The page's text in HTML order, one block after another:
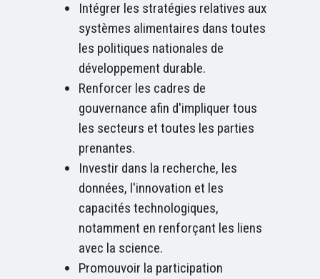
Intégrer les stratégies relatives aux
systèmes alimentaires dans toutes
les politiques nationales de
développement durable.
Renforcer les cadres de
gouvernance afin d'impliquer tous
les secteurs et toutes les parties
prenantes.
Investir dans la recherche, les
données, l'innovation et les
capacités technologiques,
notamment en renforçant les liens
avec la science.
Promouvoir la participation